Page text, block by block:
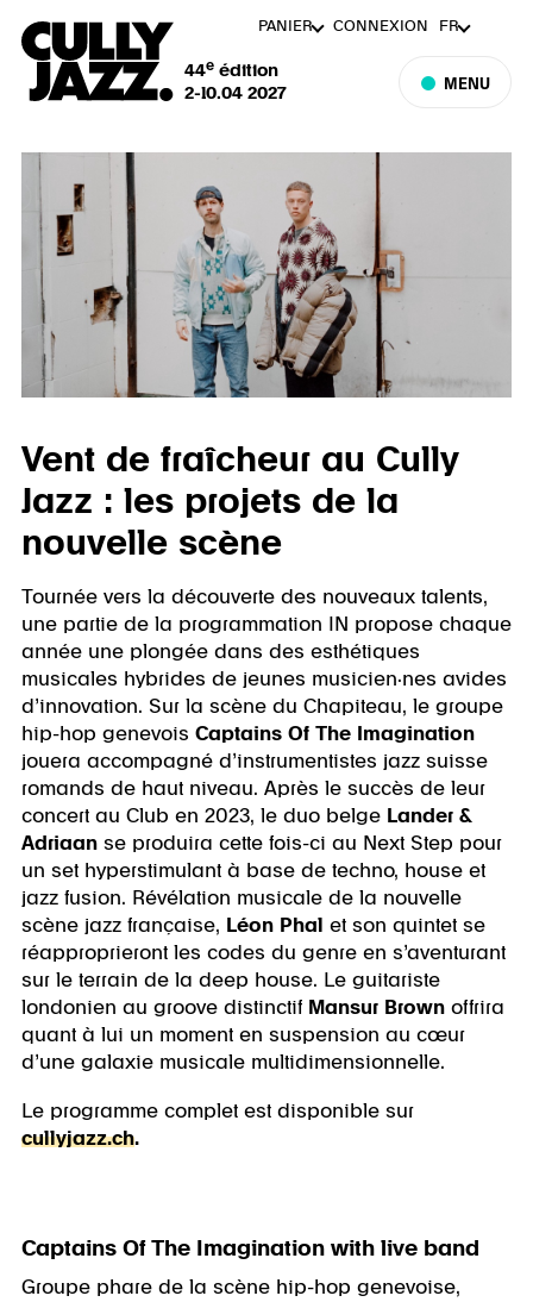
44eédition
2-10.04 2027
MENU
PANIER CONNEXION FR
Vent de fraîcheur au Cully
Jazz : les projets de la
nouvelle scène
Tournée vers la découverte des nouveaux talents,
une partie de la programmation IN propose chaque
année une plongée dans des esthétiques
musicales hybrides de jeunes musicien·nes avides
d’innovation. Sur la scène du Chapiteau, le groupe
hip-hop genevois Captains Of The Imagination
jouera accompagné d’instrumentistes jazz suisse
romands de haut niveau. Après le succès de leur
concert au Club en 2023, le duo belge Lander &
Adriaan se produira cette fois-ci au Next Step pour
un set hyperstimulant à base de techno, house et
jazz fusion. Révélation musicale de la nouvelle
scène jazz française,
Léon Phal
et son quintet se
réapproprieront les codes du genre en s’aventurant
sur le terrain de la deep house. Le guitariste
londonien au groove distinctif Mansur Brown offrira
quant à lui un moment en suspension au cœur
d’une galaxie musicale multidimensionnelle.
Le programme complet est disponible sur
cullyjazz.ch.
Captains Of The Imagination with live band
Groupe phare de la scène hip-hop genevoise,